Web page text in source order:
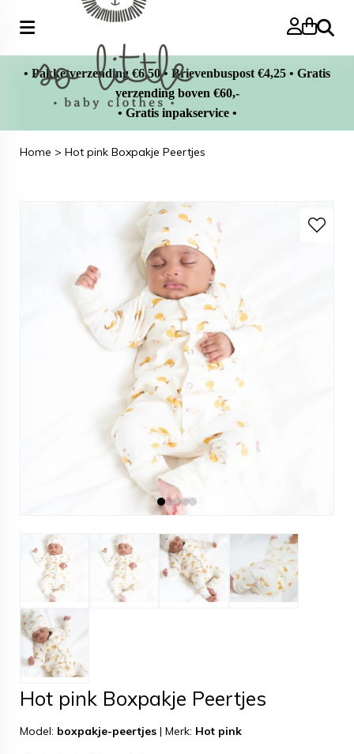
Zoeken
• Pakketverzending €6,50 • Brievenbuspost €4,25 • Gratis
verzending boven €60,-
• Gratis inpakservice •
Home > Hot pink Boxpakje Peertjes
Hot pink Boxpakje Peertjes
Model: boxpakje-peertjes | Merk: Hot pink